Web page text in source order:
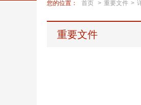
您的位置： 首页 > 重要文件 >
重要文件